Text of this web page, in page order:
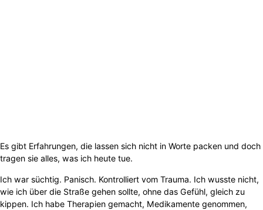
Es gibt Erfahrungen, die lassen sich nicht in Worte packen und doch
tragen sie alles, was ich heute tue.
Ich war süchtig. Panisch. Kontrolliert vom Trauma. Ich wusste nicht,
wie ich über die Straße gehen sollte, ohne das Gefühl, gleich zu
kippen. Ich habe Therapien gemacht, Medikamente genommen,